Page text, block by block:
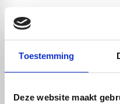
Toestemming
Deze website maakt